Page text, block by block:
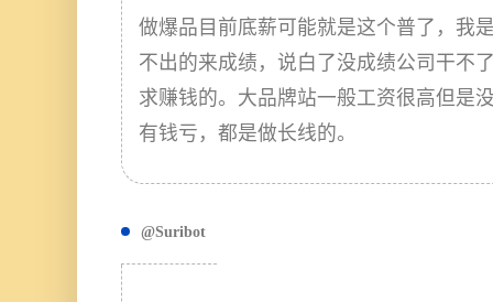
做爆品目前底薪可能就是这个普了，我
不出的来成绩，说白了没成绩公司干不
求赚钱的。大品牌站一般工资很高但是
有钱亏，都是做长线的。
@Suribot